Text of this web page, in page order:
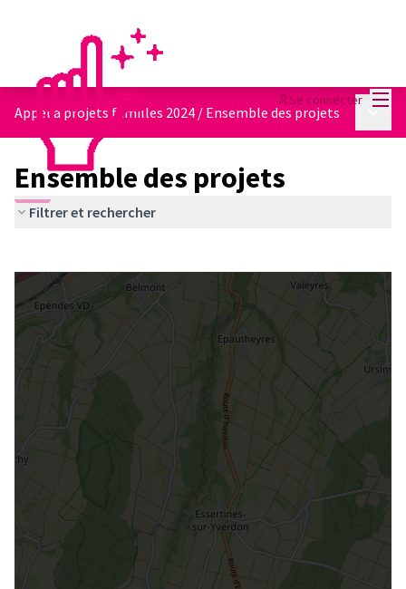
Se connecter
Appel à projets familles 2024 / Ensemble des projets
Ensemble des projets
Filtrer et rechercher